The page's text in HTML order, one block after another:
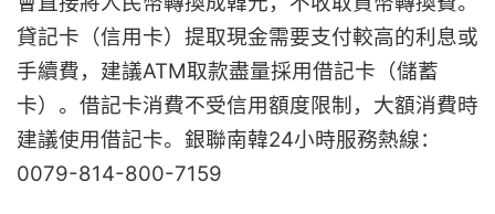
貸記卡（信用卡）提取現金需要支付較高的利息或
手續費，建議ATM取款盡量採用借記卡（儲蓄
卡）。借記卡消費不受信用額度限制，大額消費時
建議使用借記卡。銀聯南韓24小時服務熱線：
0079-814-800-7159